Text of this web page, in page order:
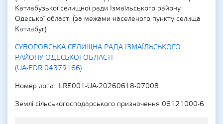
Катлабузької селищної ради Ізмаїльського району
Одеської області (за межами населеного пункту селища
Катлабуг)
СУВОРОВСЬКА СЕЛИЩНА РАДА ІЗМАЇЛЬСЬКОГО
РАЙОНУ ОДЕСЬКОЇ ОБЛАСТІ
(UA-EDR 04379166)
Номер лота
LRE001-UA-20260618-07008
Землі сільськогосподарського призначення 06121000-6